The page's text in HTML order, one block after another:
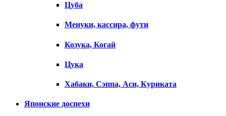
Цуба
Менуки, кассира, фути
Козука, Когай
Цука
Хабаки, Сэппа, Аси, Куриката
Японские доспехи